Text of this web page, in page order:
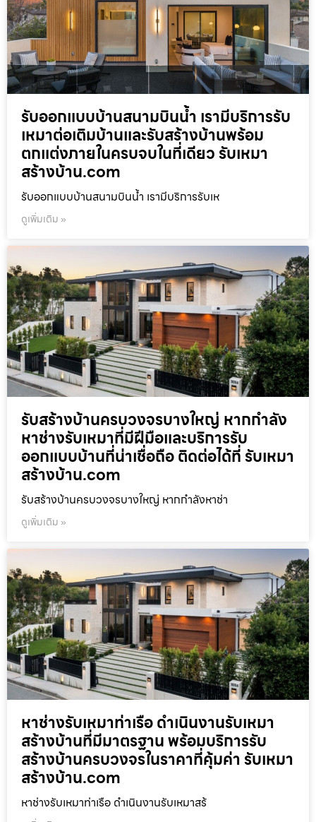
รับออกแบบบ้านสนามบินน้ำ เรามีบริการรับ
เหมาต่อเติมบ้านและรับสร้างบ้านพร้อม
ตกแต่งภายในครบจบในที่เดียว รับเหมา
สร้างบ้าน.com
รับออกแบบบ้านสนามบินน้ำ เรามีบริการรับเห
ดูเพิ่มเติม »
รับสร้างบ้านครบวงจรบางใหญ่ หากกำลัง
หาช่างรับเหมาที่มีฝีมือและบริการรับ
ออกแบบบ้านที่น่าเชื่อถือ ติดต่อได้ที่ รับเหมา
สร้างบ้าน.com
รับสร้างบ้านครบวงจรบางใหญ่ หากกำลังหาช่า
ดูเพิ่มเติม »
หาช่างรับเหมาท่าเรือ ดำเนินงานรับเหมา
สร้างบ้านที่มีมาตรฐาน พร้อมบริการรับ
สร้างบ้านครบวงจรในราคาที่คุ้มค่า รับเหมา
สร้างบ้าน.com
หาช่างรับเหมาท่าเรือ ดำเนินงานรับเหมาสร้